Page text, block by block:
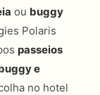
ou buggy
Polaris
passeios
e
no hotel